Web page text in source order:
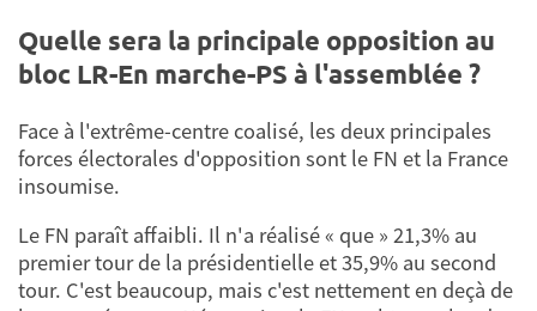
Quelle sera la principale opposition au
bloc LR-En marche-PS à l'assemblée ?
Face à l'extrême-centre coalisé, les deux principales
forces électorales d'opposition sont le FN et la France
insoumise.
Le FN paraît affaibli. Il n'a réalisé « que » 21,3% au
premier tour de la présidentielle et 35,9% au second
tour. C'est beaucoup, mais c'est nettement en deçà de